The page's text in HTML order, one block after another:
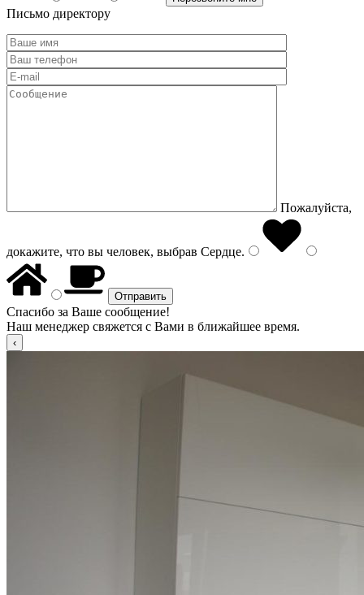
Письмо директору
Пожалуйста,
докажите, что вы человек, выбрав Сердце.
Спасибо за Ваше сообщение!
Наш менеджер свяжется с Вами в ближайшее время.